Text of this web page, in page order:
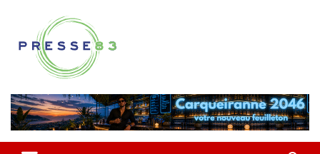
contenu
Presse 83